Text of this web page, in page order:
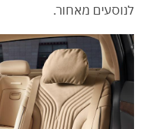
לנוסעים מאחור.